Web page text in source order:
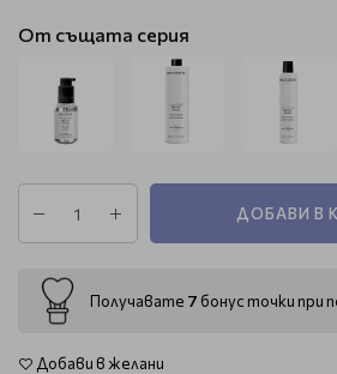
От същата серия
ДОБАВИ В
Получавате 7 бонус точки при
Добави в желани